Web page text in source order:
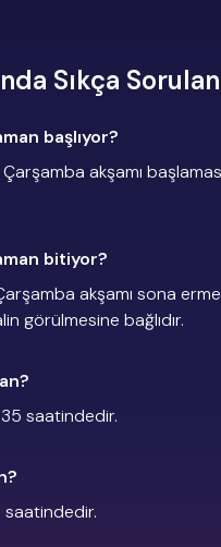
Sıkça
başlıyor?
akşamı
bitiyor?
akşamı sona
görülmesine bağlıdır.
saatindedir.
saatindedir.